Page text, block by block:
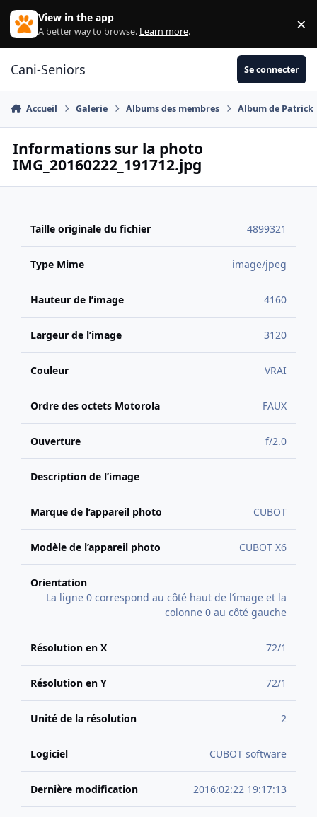
Aller au contenu
View in the app
A better way to browse. Learn more. ×
Cani-Seniors Se connecter
Accueil Galerie Albums des membres Album de Patrick
Informations sur la photo
IMG_20160222_191712.jpg
Taille originale du fichier 4899321
Type Mime image/jpeg
Hauteur de l’image 4160
Largeur de l’image 3120
Couleur VRAI
Ordre des octets Motorola FAUX
Ouverture f/2.0
Description de l’image
Marque de l’appareil photo CUBOT
Modèle de l’appareil photo CUBOT X6
Orientation
La ligne 0 correspond au côté haut de l’image et la
colonne 0 au côté gauche
Résolution en X 72/1
Résolution en Y 72/1
Unité de la résolution 2
Logiciel CUBOT software
Dernière modification 2016:02:22 19:17:13